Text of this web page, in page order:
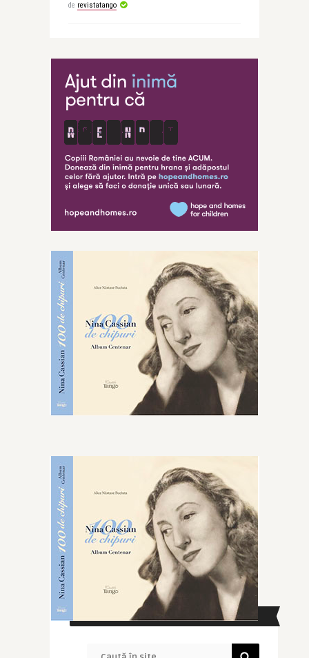
de revistatango
CAUTĂ ÎN SITE